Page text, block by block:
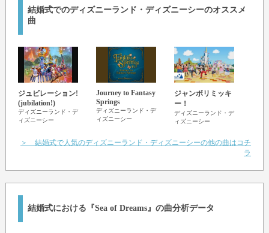
結婚式でのディズニーランド・ディズニーシーのオススメ
曲
ジュビレーション!
(jubilation!)
ディズニーランド・デ
ィズニーシー
Journey to Fantasy
Springs
ディズニーランド・デ
ィズニーシー
ジャンボリミッキ
ー！
ディズニーランド・デ
ィズニーシー
＞ 結婚式で人気のディズニーランド・ディズニーシーの他の曲はコチ
ラ
結婚式における『Sea of Dreams』の曲分析データ